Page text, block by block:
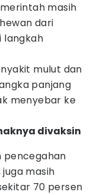
masih
dari
langkah
mulut dan
panjang
menyebar ke
divaksin
pencegahan
masih
70 persen